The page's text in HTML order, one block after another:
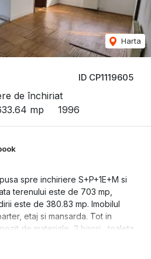
ID CP1119605
de închiriat
mp 1996
Harta
spre inchiriere S+P+1E+M si
terenului este de 703 mp,
este de 380.83 mp. Imobilul
etaj si mansarda. Tot in
de materiale, 2 birori , toaleta
mp.
316.82, mansard-158.41 mp.